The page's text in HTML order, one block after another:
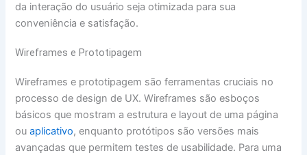
da interação do usuário seja otimizada para sua
conveniência e satisfação.
Wireframes e Prototipagem
Wireframes e prototipagem são ferramentas cruciais no
processo de design de UX. Wireframes são esboços
básicos que mostram a estrutura e layout de uma página
ouaplicativo, enquanto protótipos são versões mais
avançadas que permitem testes de usabilidade. Para uma